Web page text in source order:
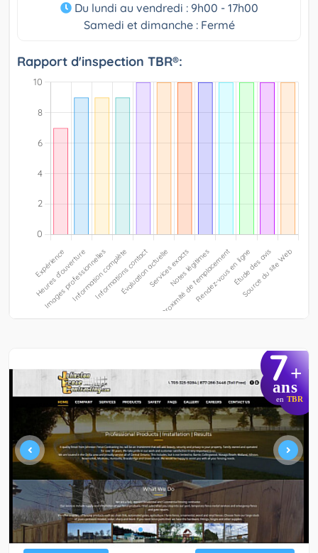
Du lundi au vendredi : 9h00 - 17h00
Samedi et dimanche : Fermé
Rapport d'inspection TBR®:
7+
ans
en TBR